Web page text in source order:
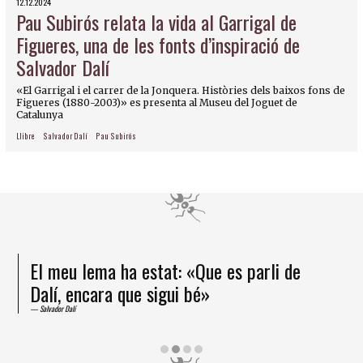
Pau Subirós relata la vida al Garrigal de
Figueres, una de les fonts d’inspiració de
Salvador Dalí
«El Garrigal i el carrer de la Jonquera. Històries dels baixos fons de
Figueres (1880-2003)» es presenta al Museu del Joguet de
Catalunya
Llibre Salvador Dalí Pau Subirós
El meu lema ha estat: «Que es parli de
Dalí, encara que sigui bé»
Salvador Dalí